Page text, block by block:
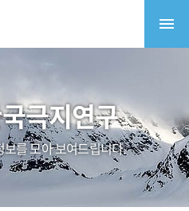
극지연구
를 모아 보여드립니다.